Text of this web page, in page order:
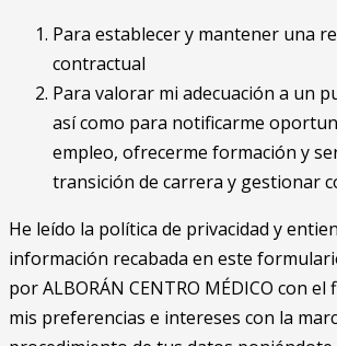
Para establecer y mantener una
contractual
Para valorar mi adecuación a un
así como para notificarme
empleo, ofrecerme formación y
transición de carrera y gestionar
He leído la política de privacidad y
información recabada en este
por ALBORÁN CENTRO MÉDICO con
mis preferencias e intereses con la